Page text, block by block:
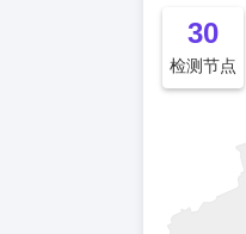
30
检测节点